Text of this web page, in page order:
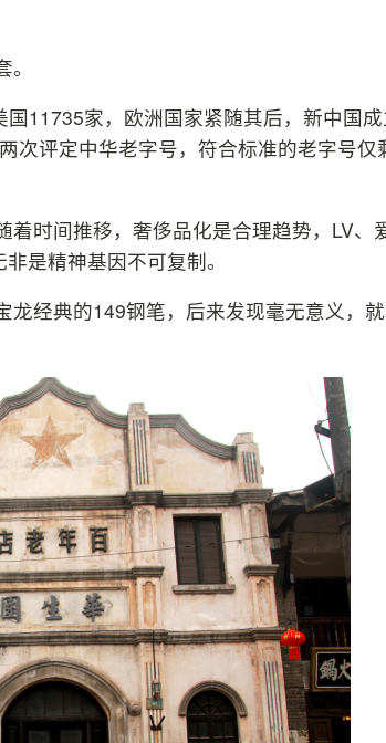
11735家，欧洲国家紧随其后，新中国
次评定中华老字号，符合标准的老字号仅
时间推移，奢侈品化是合理趋势，LV、
是精神基因不可复制。
经典的149钢笔，后来发现毫无意义，